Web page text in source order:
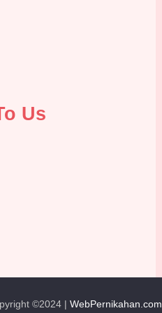
Us
©2024 | WebPernikahan.com